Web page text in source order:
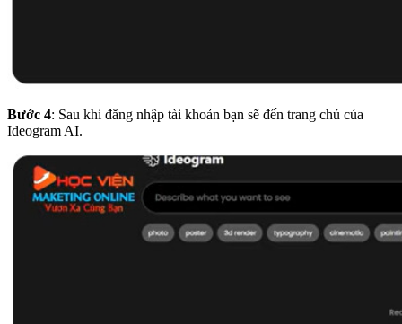
Bước 4: Sau khi đăng nhập tài khoản bạn sẽ đến trang chủ của
Ideogram AI.